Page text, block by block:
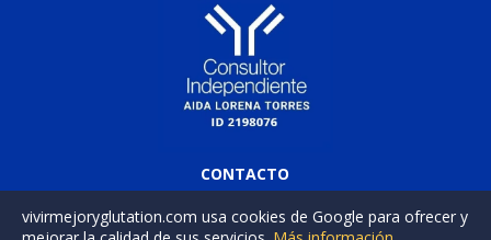
CONTACTO
vivirmejoryglutation.com usa cookies de Google para ofrecer y